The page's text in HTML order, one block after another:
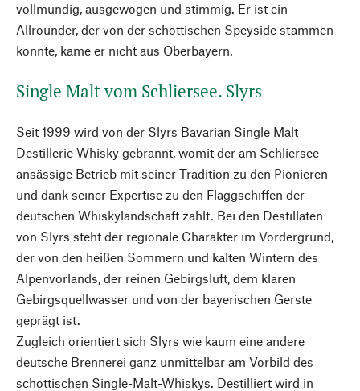
vollmundig, ausgewogen und stimmig. Er ist ein
Allrounder, der von der schottischen Speyside stammen
könnte, käme er nicht aus Oberbayern.
Single Malt vom Schliersee. Slyrs
Seit 1999 wird von der Slyrs Bavarian Single Malt
Destillerie Whisky gebrannt, womit der am Schliersee
ansässige Betrieb mit seiner Tradition zu den Pionieren
und dank seiner Expertise zu den Flaggschiffen der
deutschen Whiskylandschaft zählt. Bei den Destillaten
von Slyrs steht der regionale Charakter im Vordergrund,
der von den heißen Sommern und kalten Wintern des
Alpenvorlands, der reinen Gebirgsluft, dem klaren
Gebirgsquellwasser und von der bayerischen Gerste
geprägt ist.
Zugleich orientiert sich Slyrs wie kaum eine andere
deutsche Brennerei ganz unmittelbar am Vorbild des
schottischen Single-Malt-Whiskys. Destilliert wird in